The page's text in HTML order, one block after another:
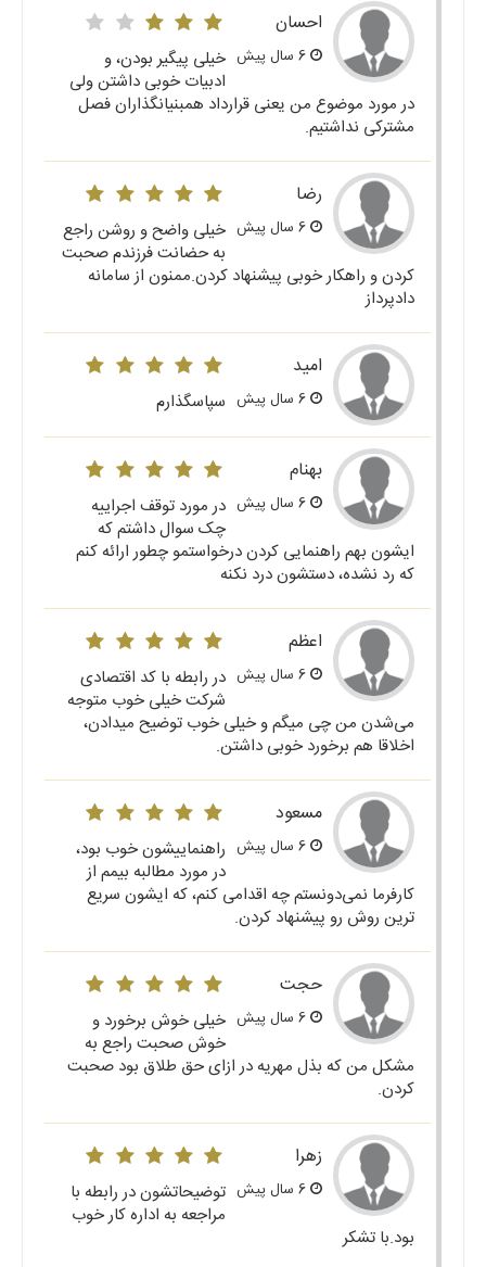
احسان
خیلی پیگیر بودن، و
ادبیات خوبی داشتن ولی
در مورد موضوع من یعنی قرارداد همبنیانگذاران فصل
مشترکی نداشتیم.
رضا
خیلی واضح و روشن راجع
به حضانت فرزندم صحبت
کردن و راهکار خوبی پیشنهاد کردن.ممنون از سامانه
دادپرداز
امید
سپاسگذارم
بهنام
در مورد توقف اجراییه
چک سوال داشتم که
ایشون بهم راهنمایی کردن درخواستمو چطور ارائه کنم
که رد نشده، دستشون درد نکنه
اعظم
در رابطه با کد اقتصادی
شرکت خیلی خوب متوجه
می‌شدن من چی میگم و خیلی خوب توضیح میدادن،
اخلاقا هم برخورد خوبی داشتن.
مسعود
راهنماییشون خوب بود،
در مورد مطالبه بیمم از
کارفرما نمی‌دونستم چه اقدامی کنم، که ایشون سریع
ترین روش رو پیشنهاد کردن.
حجت
خیلی خوش برخورد و
خوش صحبت راجع به
مشکل من که بذل مهریه در ازای حق طلاق بود صحبت
کردن.
زهرا
توضیحاتشون در رابطه با
مراجعه به اداره کار خوب
بود.با تشکر